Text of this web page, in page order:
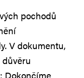
pochodů
V dokumentu,
Dokončíme